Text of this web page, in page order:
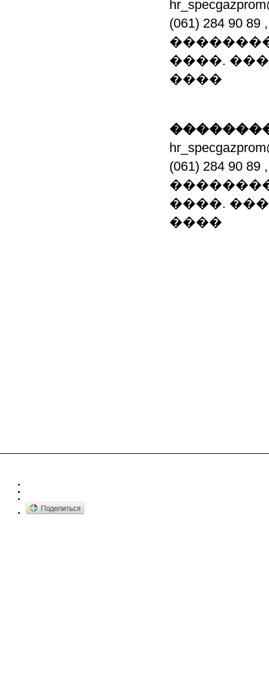
(061) 284
����. ���.:
����
(061) 284
����. ���.:
����